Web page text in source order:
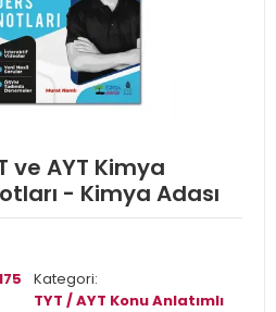
ve AYT Kimya
- Kimya Adası
Kategori:
TYT / AYT Konu Anlatımlı